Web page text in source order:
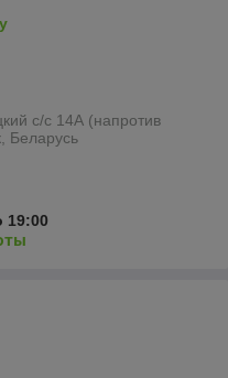
с/с 14А (напротив
Беларусь
19:00